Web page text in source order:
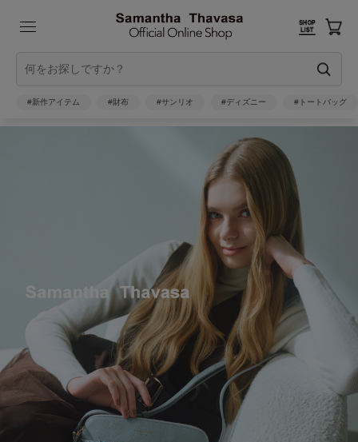
#新作アイテム #財布 #サンリオ #ディズニー #トートバッグ